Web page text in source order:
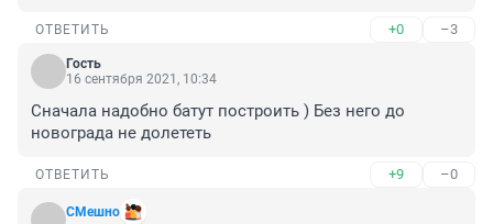
ОТВЕТИТЬ +0 –3
Гость
16 сентября 2021, 10:34
Сначала надобно батут построить ) Без него до
новограда не долететь
ОТВЕТИТЬ +9 –0
СМешно